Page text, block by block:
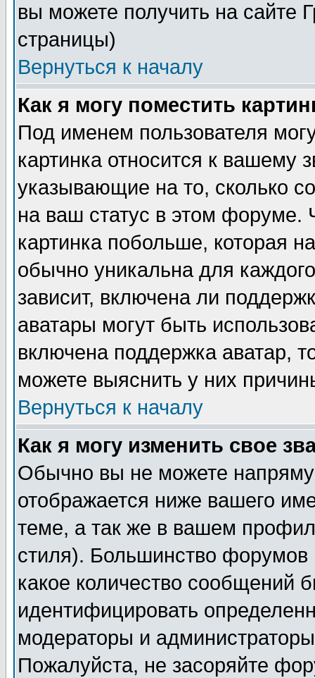
вы можете получить на сайте
страницы)
Вернуться к началу
Как я могу поместить
Под именем пользователя
картинка относится к вашему
указывающие на то, сколько
на ваш статус в этом форуме.
картинка побольше, которая
обычно уникальна для
зависит, включена ли
аватары могут быть
включена поддержка аватар,
можете выяснить у них
Вернуться к началу
Как я могу изменить свое
Обычно вы не можете
отображается ниже вашего
теме, а так же в вашем
стиля). Большинство форумов
какое количество сообщений
идентифицировать
модераторы и
Пожалуйста, не засоряйте